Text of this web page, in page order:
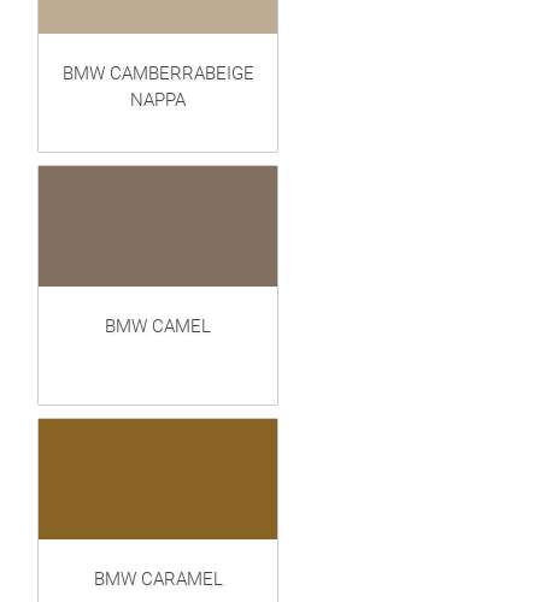
BMW CAMBERRABEIGE
NAPPA
BMW CAMEL
BMW CARAMEL